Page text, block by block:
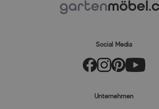
Social Media
Unternehmen